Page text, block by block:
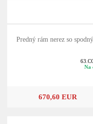
Predný rám nerez so
Na
670,60 EUR